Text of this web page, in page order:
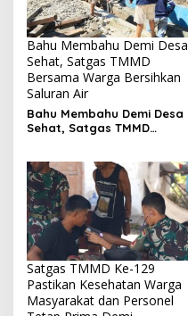
Bahu Membahu Demi Desa
Sehat, Satgas TMMD
Bersama Warga Bersihkan
Saluran Air
Bahu Membahu Demi Desa
Sehat, Satgas TMMD
Satgas TMMD Ke-129
Pastikan Kesehatan Warga
Masyarakat dan Personel